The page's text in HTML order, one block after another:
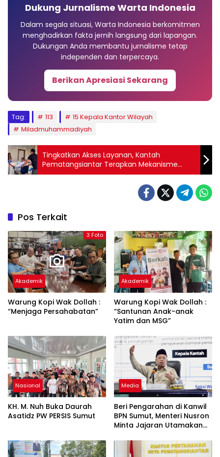
Dukung Jurnalisme Warta Indonesia
Dalam segala situasi, Warta Indonesia berkomitmen
menghadirkan fakta jernih langsung dari lapangan.
Dukungan Anda membantu jurnalisme tetap
independen dan terpercaya.
Berikan Apresiasi Sekarang
Tag: 113
15 Kepala Kantor Wilayah
Miladmuhammadiyah
Tingkatkan Akses Layanan, Kantah
Pematangsiantar Terapkan Mekanisme
Pemohon Prioritas Tanpa Antrian
Pos Terkait
3 Foto
Akademik
Warung Kopi Wak Dollah :
“Menjaga Persahabatan”
Akademik
Warung Kopi Wak Dollah :
“Santunan Anak-anak
Yatim dan MSG”
Nasional
KH. M. Nuh Buka Daurah
Asatidz PW PERSIS Sumut
Media
Beri Pengarahan di Kanwil
BPN Sumut, Menteri Nusron
Minta Jajaran Utamakan
Masyarakat